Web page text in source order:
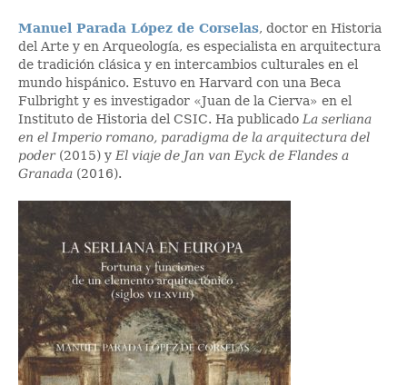
Manuel Parada López de Corselas, doctor en Historia
del Arte y en Arqueología, es especialista en arquitectura
de tradición clásica y en intercambios culturales en el
mundo hispánico. Estuvo en Harvard con una Beca
Fulbright y es investigador «Juan de la Cierva» en el
Instituto de Historia del CSIC. Ha publicado La serliana
en el Imperio romano, paradigma de la arquitectura del
poder(2015) y El viaje de Jan van Eyck de Flandes a
Granada (2016).